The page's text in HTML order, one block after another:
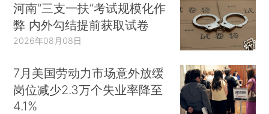
河南“三支一扶”考试规模化作
弊 内外勾结提前获取试卷
2026年08月08日
7月美国劳动力市场意外放缓
岗位减少2.3万个失业率降至
4.1%